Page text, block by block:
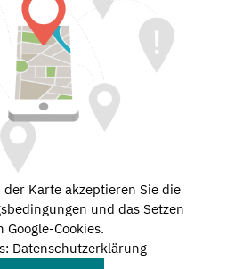
Karte akzeptieren Sie die
und das Setzen
Google-Cookies.
Datenschutzerklärung